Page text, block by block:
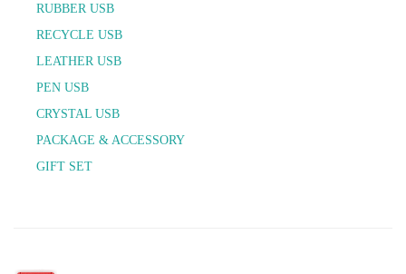
RUBBER USB
RECYCLE USB
LEATHER USB
PEN USB
CRYSTAL USB
PACKAGE & ACCESSORY
GIFT SET